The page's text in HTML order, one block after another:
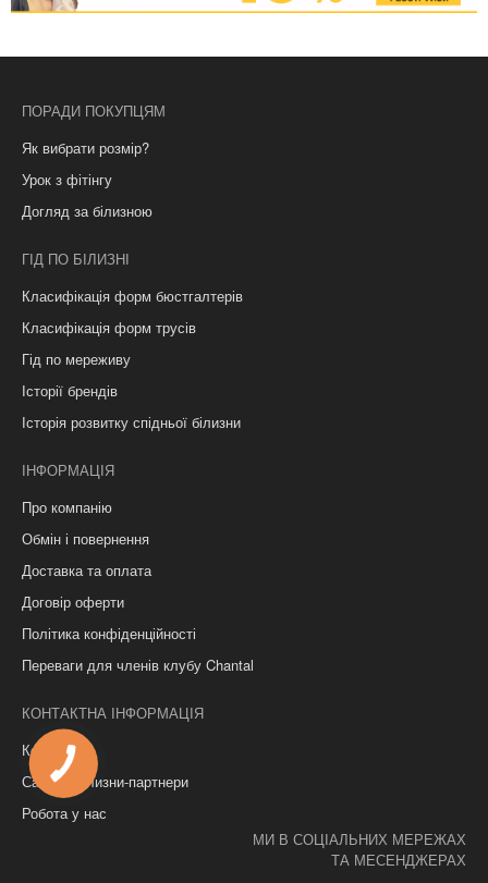
ПОРАДИ ПОКУПЦЯМ
Як вибрати розмір?
Урок з фітінгу
Догляд за білизною
ГІД ПО БІЛИЗНІ
Класифікація форм бюстгалтерів
Класифікація форм трусів
Гід по мереживу
Історії брендів
Історія розвитку спідньої білизни
ІНФОРМАЦІЯ
Про компанію
Обмін і повернення
Доставка та оплата
Договір оферти
Політика конфіденційності
Переваги для членів клубу Chantal
КОНТАКТНА ІНФОРМАЦІЯ
Контакти
Салони білизни-партнери
Робота у нас
МИ В СОЦІАЛЬНИХ МЕРЕЖАХ
ТА МЕСЕНДЖЕРАХ